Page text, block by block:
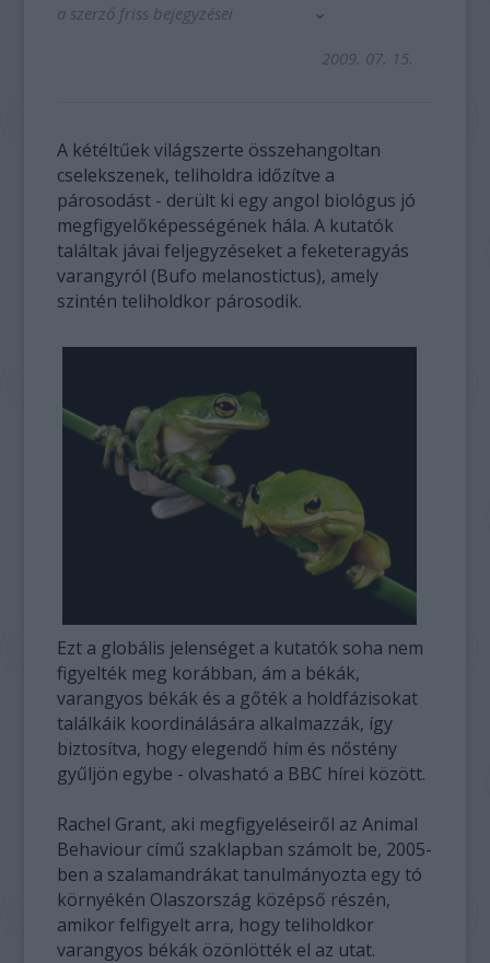
a szerző friss bejegyzései
2009. 07. 15.
A kétéltűek világszerte összehangoltan
cselekszenek, teliholdra időzítve a
párosodást - derült ki egy angol biológus jó
megfigyelőképességének hála. A kutatók
találtak jávai feljegyzéseket a feketeragyás
varangyról (Bufo melanostictus), amely
szintén teliholdkor párosodik.
Ezt a globális jelenséget a kutatók soha nem
figyelték meg korábban, ám a békák,
varangyos békák és a gőték a holdfázisokat
találkáik koordinálására alkalmazzák, így
biztosítva, hogy elegendő hím és nőstény
gyűljön egybe - olvasható a BBC hírei között.
Rachel Grant, aki megfigyeléseiről az Animal
Behaviour című szaklapban számolt be, 2005-
ben a szalamandrákat tanulmányozta egy tó
környékén Olaszország középső részén,
amikor felfigyelt arra, hogy teliholdkor
varangyos békák özönlötték el az utat.